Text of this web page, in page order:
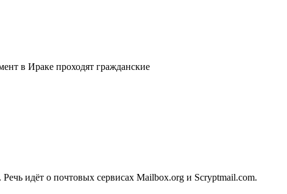
в Ираке проходят гражданские
идёт о почтовых сервисах Mailbox.org и Scryptmail.com.